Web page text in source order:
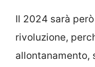
Il 2024 sarà
rivoluzione,
allontanamento,